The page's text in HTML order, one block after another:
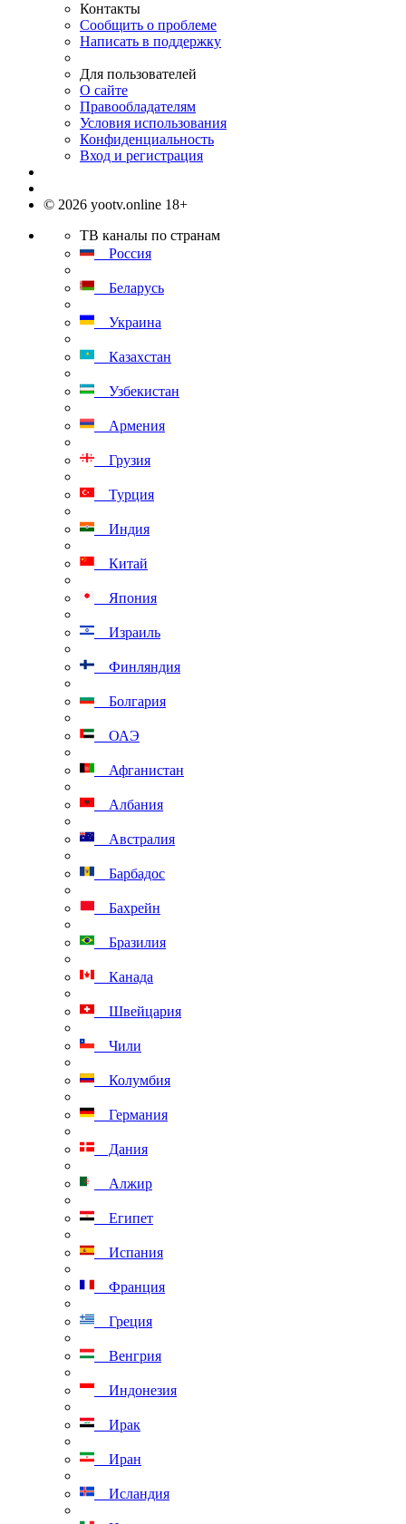
Контакты
Сообщить о проблеме
Написать в поддержку
Для пользователей
О сайте
Правообладателям
Условия использования
Конфиденциальность
Вход и регистрация
© 2026 yootv.online 18+
ТВ каналы по странам
Россия
Беларусь
Украина
Казахстан
Узбекистан
Армения
Грузия
Турция
Индия
Китай
Япония
Израиль
Финляндия
Болгария
ОАЭ
Афганистан
Албания
Австралия
Барбадос
Бахрейн
Бразилия
Канада
Швейцария
Чили
Колумбия
Германия
Дания
Алжир
Египет
Испания
Франция
Греция
Венгрия
Индонезия
Ирак
Иран
Исландия